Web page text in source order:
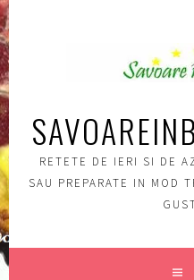
Sări
la
conţinut
RETETE DE IERI SI DE
SAU PREPARATE IN MOD